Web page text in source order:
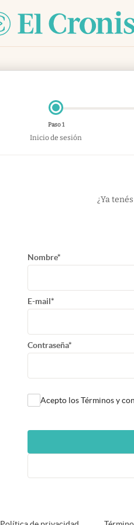
Paso 1
Inicio de sesión
¿Ya
Nombre*
E-mail*
Contraseña*
Acepto los Términos y